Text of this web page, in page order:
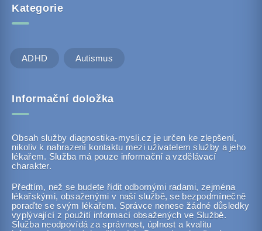
Kategorie
ADHD Autismus
Informační doložka
Obsah služby diagnostika-mysli.cz je určen ke zlepšení,
nikoliv k nahrazení kontaktu mezi uživatelem služby a jeho
lékařem. Služba má pouze informační a vzdělávací
charakter.
Předtím, než se budete řídit odbornými radami, zejména
lékařskými, obsaženými v naší službě, se bezpodmínečně
poraďte se svým lékařem. Správce nenese žádné důsledky
vyplývající z použití informací obsažených ve Službě.
Služba neodpovídá za správnost, úplnost a kvalitu